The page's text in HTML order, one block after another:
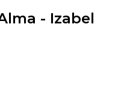
- Izabel